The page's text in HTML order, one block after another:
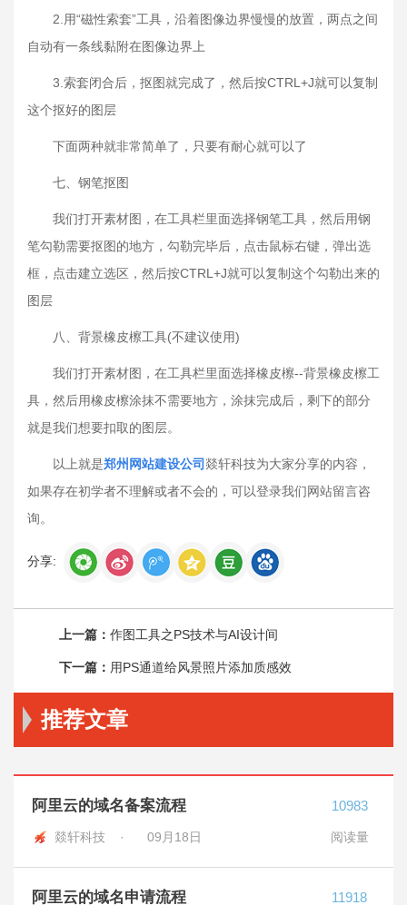
2.用“磁性索套”工具，沿着图像边界慢慢的放置，两点之间
自动有一条线黏附在图像边界上
3.索套闭合后，抠图就完成了，然后按CTRL+J就可以复制
这个抠好的图层
下面两种就非常简单了，只要有耐心就可以了
七、钢笔抠图
我们打开素材图，在工具栏里面选择钢笔工具，然后用钢
笔勾勒需要抠图的地方，勾勒完毕后，点击鼠标右键，弹出选
框，点击建立选区，然后按CTRL+J就可以复制这个勾勒出来的
图层
八、背景橡皮檫工具(不建议使用)
我们打开素材图，在工具栏里面选择橡皮檫--背景橡皮檫工
具，然后用橡皮檫涂抹不需要地方，涂抹完成后，剩下的部分
就是我们想要扣取的图层。
以上就是郑州网站建设公司 燚轩科技为大家分享的内容，
如果存在初学者不理解或者不会的，可以登录我们网站留言咨
询。
分享:
上一篇： 作图工具之PS技术与AI设计间
下一篇： 用PS通道给风景照片添加质感效
推荐文章
阿里云的域名备案流程
燚轩科技 · 09月18日
10983
阅读量
阿里云的域名申请流程 11918